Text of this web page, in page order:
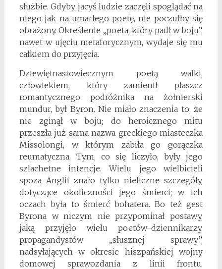
służbie. Gdyby jacyś ludzie zaczęli spoglądać na
niego jak na umarłego poetę, nie poczułby się
obrażony. Określenie „poeta, który padł w boju”,
nawet w ujęciu metaforycznym, wydaje się mu
całkiem do przyjęcia.
Dziewiętnastowiecznym poetą walki,
człowiekiem, który zamienił płaszcz
romantycznego podróżnika na żołnierski
mundur, był Byron. Nie miało znaczenia to, że
nie zginął w boju; do heroicznego mitu
przeszła już sama nazwa greckiego miasteczka
Missolongi, w którym zabiła go gorączka
reumatyczna. Tym, co się liczyło, były jego
szlachetne intencje. Wielu jego wielbicieli
spoza Anglii znało tylko nieliczne szczegóły,
dotyczące okoliczności jego śmierci; w ich
oczach była to śmierć bohatera. Bo też gest
Byrona w niczym nie przypominał postawy,
jaką przyjęło wielu poetów-dziennikarzy,
propagandystów „słusznej sprawy”,
nadsyłających w okresie hiszpańskiej wojny
domowej sprawozdania z linii frontu.